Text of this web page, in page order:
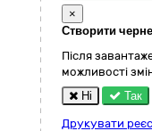
×
Створити
Після
можливості
Ні
Так
Друкувати